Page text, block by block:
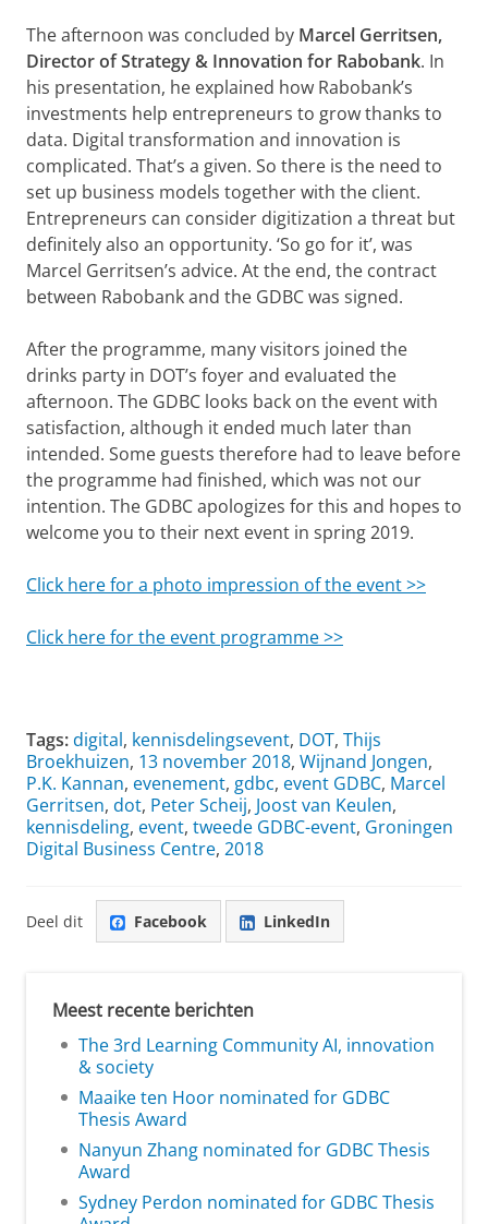
The afternoon was concluded by Marcel Gerritsen,
Director of Strategy & Innovation for Rabobank. In
his presentation, he explained how Rabobank’s
investments help entrepreneurs to grow thanks to
data. Digital transformation and innovation is
complicated. That’s a given. So there is the need to
set up business models together with the client.
Entrepreneurs can consider digitization a threat but
definitely also an opportunity. ‘So go for it’, was
Marcel Gerritsen’s advice. At the end, the contract
between Rabobank and the GDBC was signed.
After the programme, many visitors joined the
drinks party in DOT’s foyer and evaluated the
afternoon. The GDBC looks back on the event with
satisfaction, although it ended much later than
intended. Some guests therefore had to leave before
the programme had finished, which was not our
intention. The GDBC apologizes for this and hopes to
welcome you to their next event in spring 2019.
Click here for a photo impression of the event >>
Click here for the event programme >>
Tags:digital, kennisdelingsevent, DOT, Thijs
Broekhuizen, 13 november 2018, Wijnand Jongen,
P.K. Kannan, evenement, gdbc, event GDBC, Marcel
Gerritsen, dot, Peter Scheij, Joost van Keulen,
kennisdeling, event, tweede GDBC-event, Groningen
Digital Business Centre, 2018
Deel dit Facebook LinkedIn
Meest recente berichten
The 3rd Learning Community AI, innovation
& society
Maaike ten Hoor nominated for GDBC
Thesis Award
Nanyun Zhang nominated for GDBC Thesis
Award
Sydney Perdon nominated for GDBC Thesis